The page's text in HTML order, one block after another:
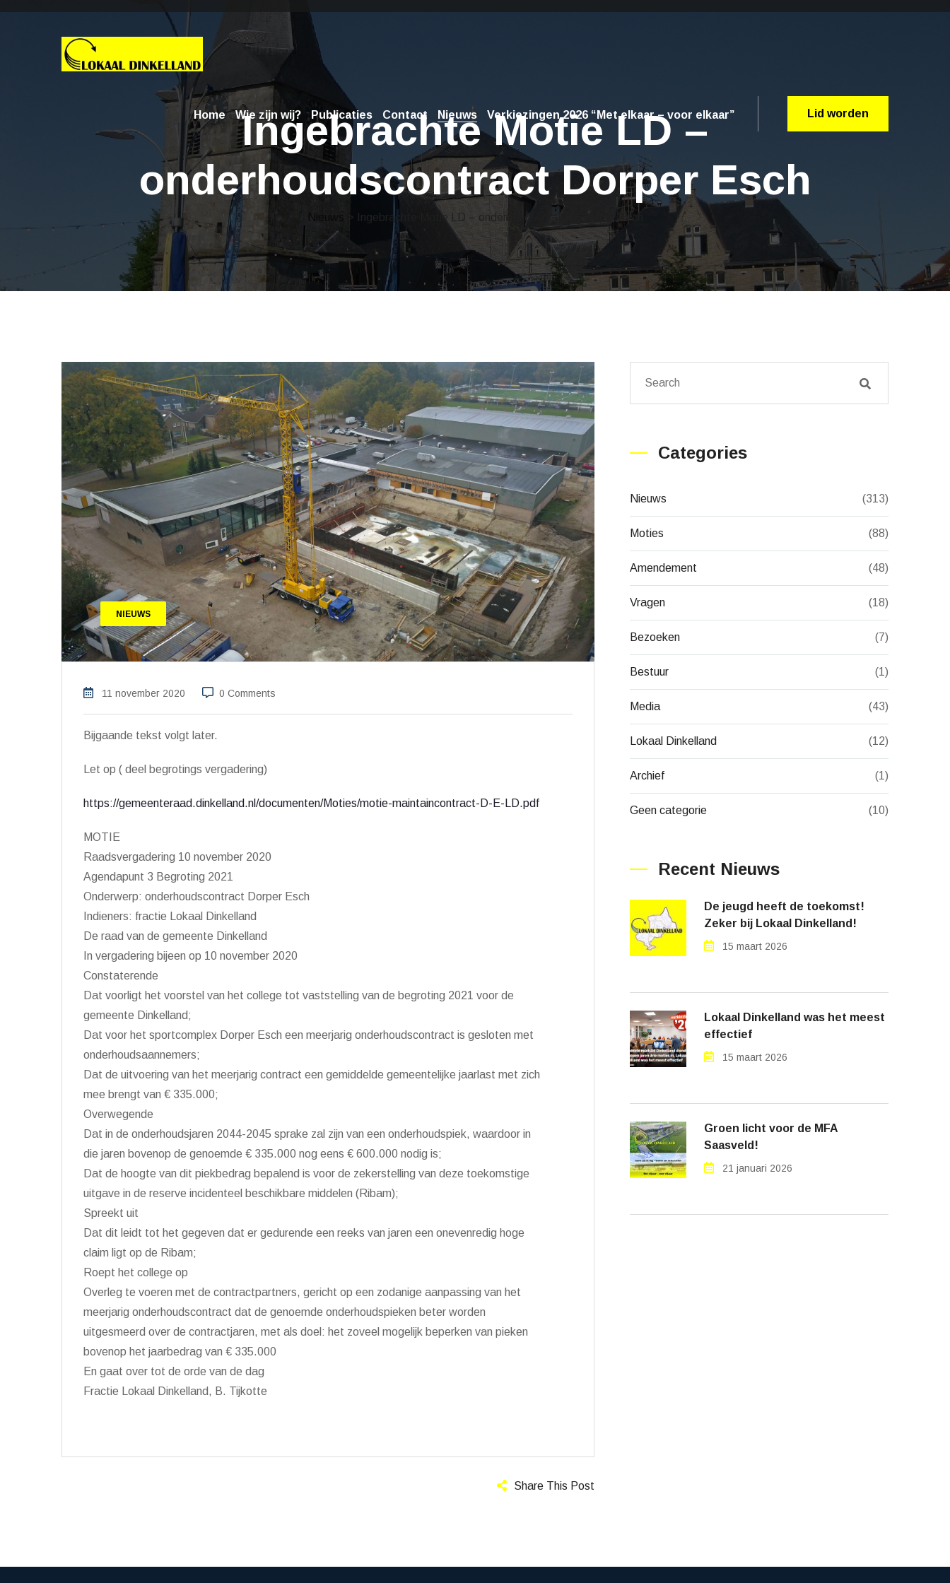
Home Wie zijn wij? Publicaties Contact Nieuws Verkiezingen 2026 “Met elkaar – voor elkaar” Lid worden
Ingebrachte Motie LD –
onderhoudscontract Dorper Esch
Nieuws > Ingebrachte Motie LD – onderhoudscontract Dorper Esch
NIEUWS
11 november 2020 0 Comments
Bijgaande tekst volgt later.
Let op ( deel begrotings vergadering)
https://gemeenteraad.dinkelland.nl/documenten/Moties/motie-maintaincontract-D-E-LD.pdf
MOTIE
Raadsvergadering 10 november 2020
Agendapunt 3 Begroting 2021
Onderwerp: onderhoudscontract Dorper Esch
Indieners: fractie Lokaal Dinkelland
De raad van de gemeente Dinkelland
In vergadering bijeen op 10 november 2020
Constaterende
Dat voorligt het voorstel van het college tot vaststelling van de begroting 2021 voor de
gemeente Dinkelland;
Dat voor het sportcomplex Dorper Esch een meerjarig onderhoudscontract is gesloten met
onderhoudsaannemers;
Dat de uitvoering van het meerjarig contract een gemiddelde gemeentelijke jaarlast met zich
mee brengt van € 335.000;
Overwegende
Dat in de onderhoudsjaren 2044-2045 sprake zal zijn van een onderhoudspiek, waardoor in
die jaren bovenop de genoemde € 335.000 nog eens € 600.000 nodig is;
Dat de hoogte van dit piekbedrag bepalend is voor de zekerstelling van deze toekomstige
uitgave in de reserve incidenteel beschikbare middelen (Ribam);
Spreekt uit
Dat dit leidt tot het gegeven dat er gedurende een reeks van jaren een onevenredig hoge
claim ligt op de Ribam;
Roept het college op
Overleg te voeren met de contractpartners, gericht op een zodanige aanpassing van het
meerjarig onderhoudscontract dat de genoemde onderhoudspieken beter worden
uitgesmeerd over de contractjaren, met als doel: het zoveel mogelijk beperken van pieken
bovenop het jaarbedrag van € 335.000
En gaat over tot de orde van de dag
Fractie Lokaal Dinkelland, B. Tijkotte
Share This Post
Categories
Nieuws (313)
Moties (88)
Amendement (48)
Vragen (18)
Bezoeken (7)
Bestuur (1)
Media (43)
Lokaal Dinkelland (12)
Archief (1)
Geen categorie (10)
Recent Nieuws
De jeugd heeft de toekomst!
Zeker bij Lokaal Dinkelland!
15 maart 2026
Lokaal Dinkelland was het meest
effectief
15 maart 2026
Groen licht voor de MFA
Saasveld!
21 januari 2026